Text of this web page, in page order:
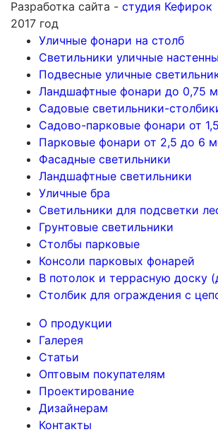
Разработка сайта - студия Кефирок
2017 год
Уличные фонари на столб
Светильники уличные
Подвесные уличные
Ландшафтные фонари до 0,75
Садовые светильники-
Садово-парковые фонари от
Парковые фонари от 2,5 до 6
Фасадные светильники
Ландшафтные светильники
Уличные бра
Светильники для подсветки
Грунтовые светильники
Столбы парковые
Консоли парковых фонарей
В потолок и террасную доску
Столбик для ограждения с
О продукции
Галерея
Статьи
Оптовым покупателям
Проектирование
Дизайнерам
Контакты